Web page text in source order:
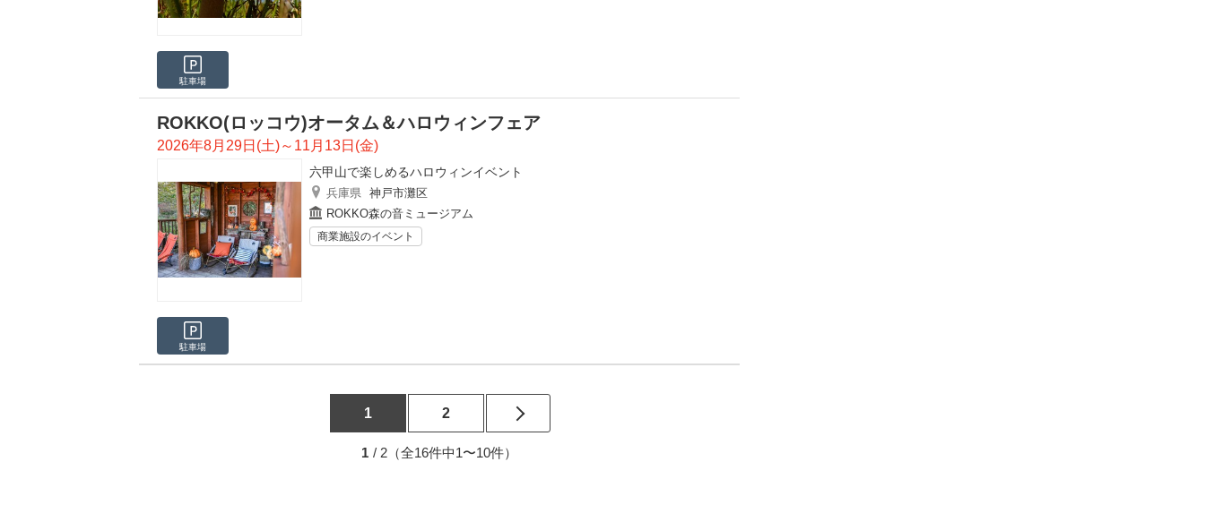
駐車場
ROKKO(ロッコウ)オータム＆ハロウィンフェア
2026年8月29日(土)～11月13日(金)
六甲山で楽しめるハロウィンイベント
兵庫県 神戸市灘区
ROKKO森の音ミュージアム
商業施設のイベント
駐車場
1 2
1 / 2（全16件中1〜10件）